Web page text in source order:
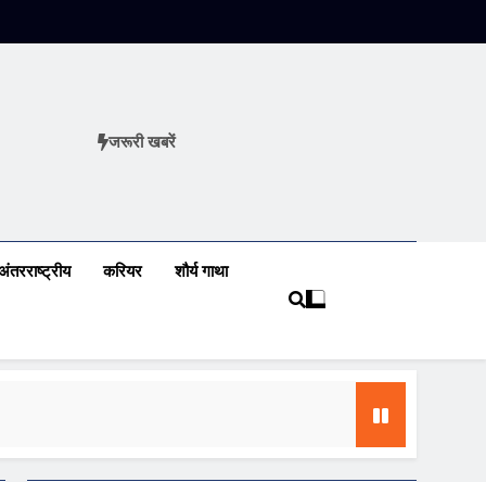
जरूरी खबरें
करियर शौर्य गाथा